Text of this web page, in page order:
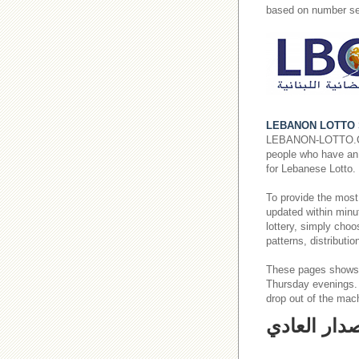
based on number
LEBANON LOTTO
LEBANON-
people who have
for Lebanese Lotto.
To provide the
updated within
lottery, simply
patterns,
These pages
Thursday
drop out of the
العادي